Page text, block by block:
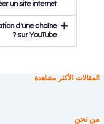
un site internet ?
d’une chaîne
sur YouTube ?
المقالات الأكثر مشاهدة
من نحن